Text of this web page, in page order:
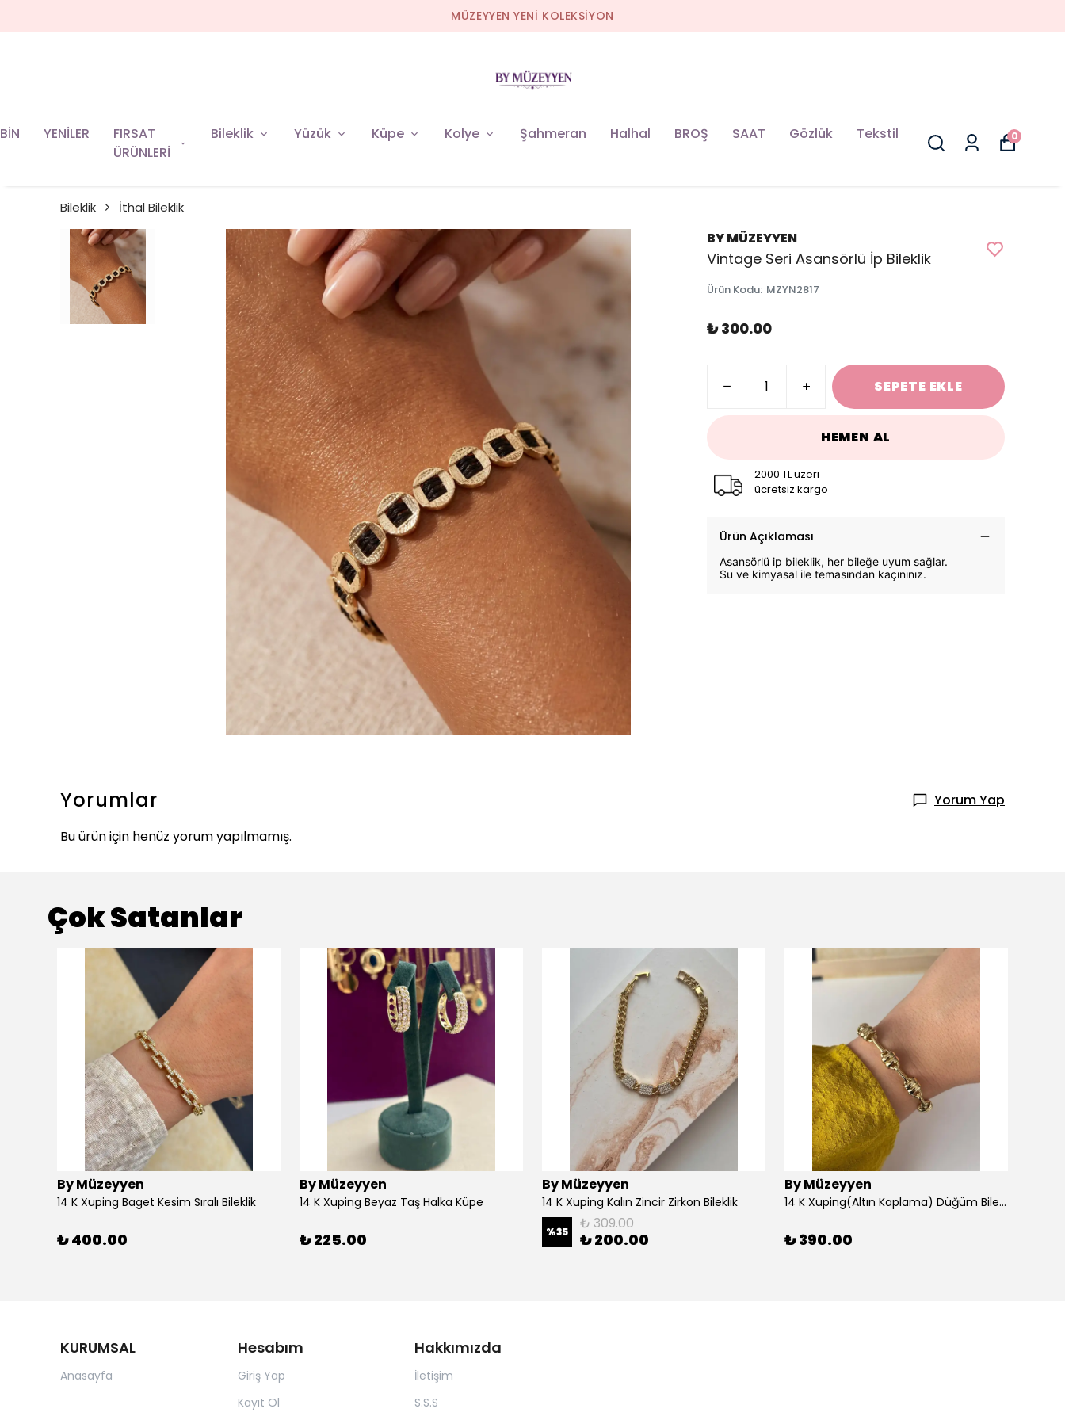
MÜZEYYEN YENİ KOLEKSİYON
YENİLER
FIRSAT
ÜRÜNLERİ
Bileklik Yüzük Küpe Kolye Şahmeran Halhal BROŞ SAAT Gözlük Tekstil 0
Bileklik İthal Bileklik
BY MÜZEYYEN
Vintage Seri Asansörlü İp Bileklik
Ürün Kodu: MZYN2817
₺ 300.00
SEPETE EKLE
HEMEN AL
2000 TL üzeri
ücretsiz kargo
Ürün Açıklaması
Asansörlü ip bileklik, her bileğe uyum sağlar.
Su ve kimyasal ile temasından kaçınınız.
Yorumlar
Yorum Yap
Bu ürün için henüz yorum yapılmamış.
Çok Satanlar
By Müzeyyen
14 K Xuping Baget Kesim Sıralı Bileklik
₺ 400.00
By Müzeyyen
14 K Xuping Beyaz Taş Halka Küpe
₺ 225.00
By Müzeyyen
14 K Xuping Kalın Zincir Zirkon Bileklik
%35 ₺ 309.00
₺ 200.00
By Müzeyyen
14 K Xuping(Altın Kaplama) Düğüm Bileklik
₺ 390.00
KURUMSAL
Anasayfa
Hesabım
Giriş Yap
Kayıt Ol
Hakkımızda
İletişim
S.S.S